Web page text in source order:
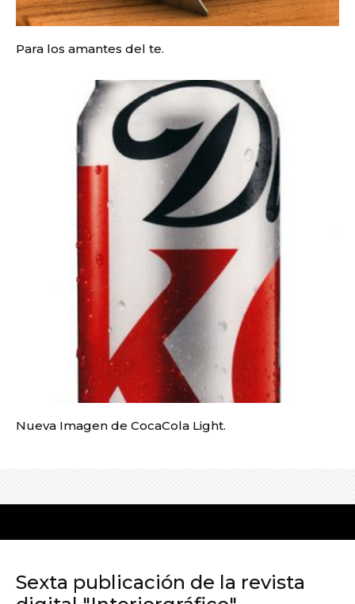
Para los amantes del te.
Nueva Imagen de CocaCola Light.
Sexta publicación de la revista